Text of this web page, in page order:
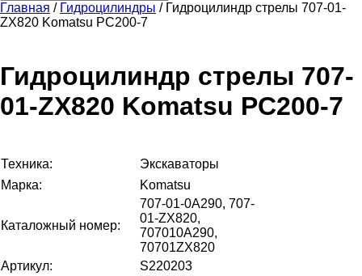
Главная / Гидроцилиндры / Гидроцилиндр стрелы 707-01-
ZX820 Komatsu PC200-7
Гидроцилиндр стрелы 707-
01-ZX820 Komatsu PC200-7
Техника:
Экскаваторы
Марка:
Komatsu
Каталожный номер:
707-01-0A290, 707-
01-ZX820,
707010A290,
70701ZX820
Артикул:
S220203